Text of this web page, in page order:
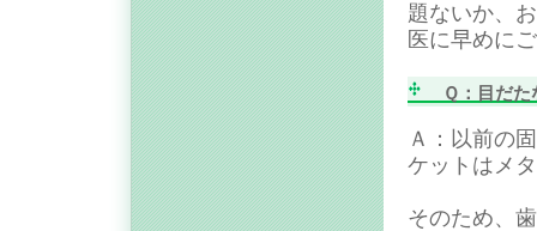
題ないか、
医に早めに
Ｑ：目だた
Ａ：以前の
ケットはメ
そのため、